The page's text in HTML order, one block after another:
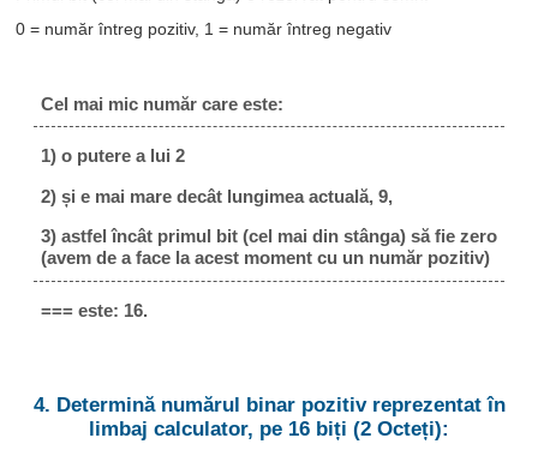
0 = număr întreg pozitiv, 1 = număr întreg negativ
Cel mai mic număr care este:
1) o putere a lui 2
2) și e mai mare decât lungimea actuală, 9,
3) astfel încât primul bit (cel mai din stânga) să fie zero
(avem de a face la acest moment cu un număr pozitiv)
=== este: 16.
4. Determină numărul binar pozitiv reprezentat în
limbaj calculator, pe 16 biți (2 Octeți):